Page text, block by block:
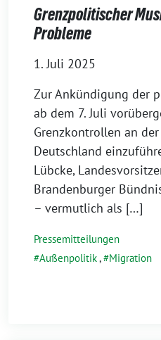
Grenzpolitischer
Probleme
1. Juli 2025
Zur Ankündigung der
ab dem 7. Juli
Grenzkontrollen an der
Deutschland
Lübcke,
Brandenburger
– vermutlich als […]
Pressemitteilungen
Außenpolitik, Migration